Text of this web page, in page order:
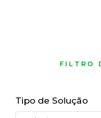
FILTRO
Tipo de Solução